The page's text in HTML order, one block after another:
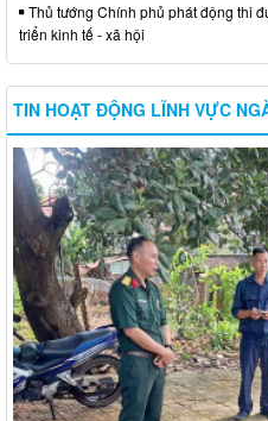
Thủ tướng Chính phủ phát động thi
triển kinh tế - xã hội
TIN HOẠT ĐỘNG LĨNH VỰC